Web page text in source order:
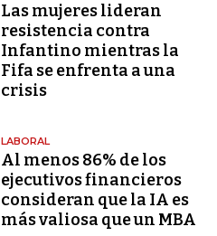
Las mujeres lideran
resistencia contra
Infantino mientras la
Fifa se enfrenta a una
crisis
LABORAL
Al menos 86% de los
ejecutivos financieros
consideran que la IA es
más valiosa que un MBA